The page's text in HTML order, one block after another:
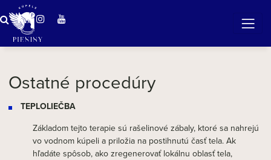
Zázračná voda v Pieninách
Ostatné procedúry
TEPLOLIEČBA
Základom tejto terapie sú rašelinové zábaly, ktoré sa nahrejú
vo vodnom kúpeli a priložia na postihnutú časť tela. Ak
hľadáte spôsob, ako zregenerovať lokálnu oblasť tela,